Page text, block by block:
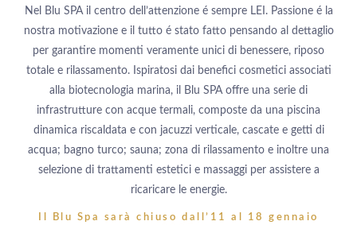
Nel Blu SPA il centro dell’attenzione é sempre LEI. Passione é la
nostra motivazione e il tutto é stato fatto pensando al dettaglio
per garantire momenti veramente unici di benessere, riposo
totale e rilassamento. Ispiratosi dai benefici cosmetici associati
alla biotecnologia marina, il Blu SPA offre una serie di
infrastrutture con acque termali, composte da una piscina
dinamica riscaldata e con jacuzzi verticale, cascate e getti di
acqua; bagno turco; sauna; zona di rilassamento e inoltre una
selezione di trattamenti estetici e massaggi per assistere a
ricaricare le energie.
Il Blu Spa sarà chiuso dall’11 al 18 gennaio